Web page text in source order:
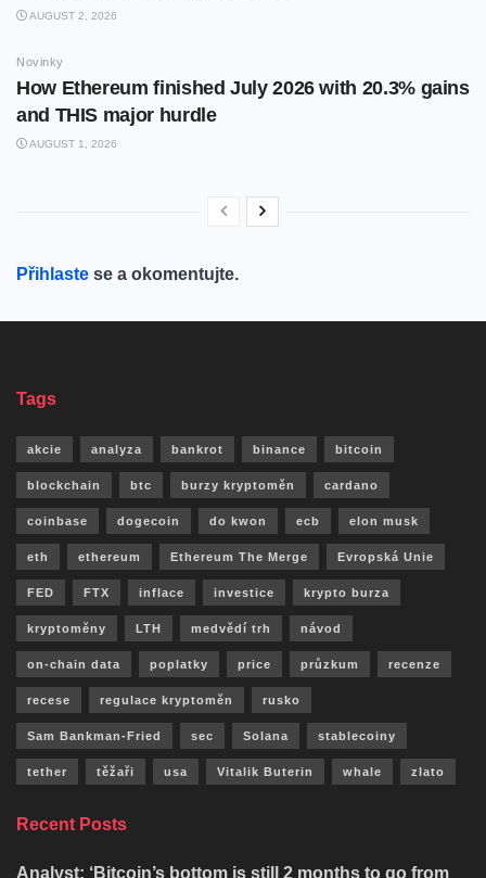
AUGUST 2, 2026
Novinky
How Ethereum finished July 2026 with 20.3% gains
and THIS major hurdle
AUGUST 1, 2026
Přihlaste se a okomentujte.
Tags
akcie analyza bankrot binance bitcoin
blockchain btc burzy kryptoměn cardano
coinbase dogecoin do kwon ecb elon musk
eth ethereum Ethereum The Merge Evropská Unie
FED FTX inflace investice krypto burza
kryptoměny LTH medvědí trh návod
on-chain data poplatky price průzkum recenze
recese regulace kryptoměn rusko
Sam Bankman-Fried sec Solana stablecoiny
tether těžaři usa Vitalik Buterin whale zlato
Recent Posts
Analyst: ‘Bitcoin’s bottom is still 2 months to go from